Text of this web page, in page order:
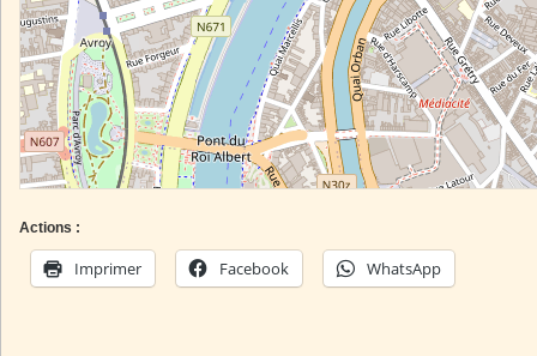
Actions :
Imprimer Facebook WhatsApp